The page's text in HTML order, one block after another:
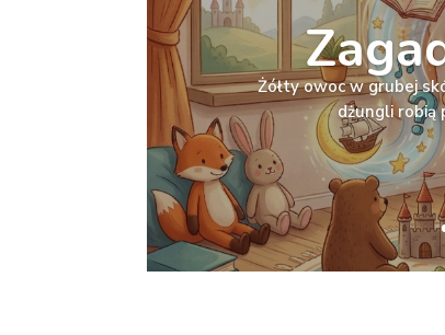
Żółty owoc w grubej
dżungli robią